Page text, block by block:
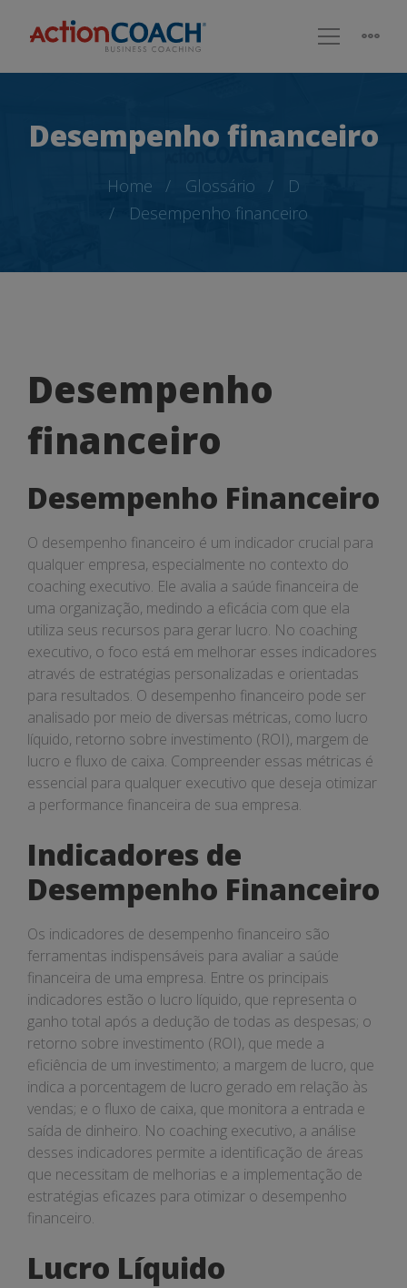
Desempenho financeiro
Home Glossário
D
Desempenho financeiro
Desempenho
financeiro
Desempenho
financeiro
Desempenho Financeiro
O desempenho financeiro é um indicador crucial para
qualquer empresa, especialmente no contexto do
coaching executivo. Ele avalia a saúde financeira de
uma organização, medindo a eficácia com que ela
utiliza seus recursos para gerar lucro. No coaching
executivo, o foco está em melhorar esses indicadores
através de estratégias personalizadas e orientadas
para resultados. O desempenho financeiro pode ser
analisado por meio de diversas métricas, como lucro
líquido, retorno sobre investimento (ROI), margem de
lucro e fluxo de caixa. Compreender essas métricas é
essencial para qualquer executivo que deseja otimizar
a performance financeira de sua empresa.
Indicadores de
Desempenho Financeiro
Os indicadores de desempenho financeiro são
ferramentas indispensáveis para avaliar a saúde
financeira de uma empresa. Entre os principais
indicadores estão o lucro líquido, que representa o
ganho total após a dedução de todas as despesas; o
retorno sobre investimento (ROI), que mede a
eficiência de um investimento; a margem de lucro, que
indica a porcentagem de lucro gerado em relação às
vendas; e o fluxo de caixa, que monitora a entrada e
saída de dinheiro. No coaching executivo, a análise
desses indicadores permite a identificação de áreas
que necessitam de melhorias e a implementação de
estratégias eficazes para otimizar o desempenho
financeiro.
Lucro Líquido